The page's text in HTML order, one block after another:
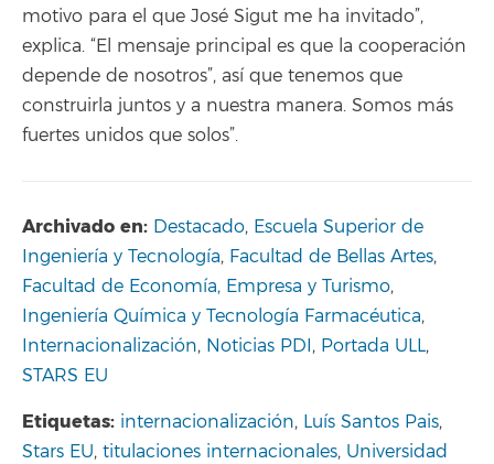
motivo para el que José Sigut me ha invitado”,
explica. “El mensaje principal es que la cooperación
depende de nosotros”, así que tenemos que
construirla juntos y a nuestra manera. Somos más
fuertes unidos que solos”.
Archivado en: Destacado, Escuela Superior de
Ingeniería y Tecnología, Facultad de Bellas Artes,
Facultad de Economía, Empresa y Turismo,
Ingeniería Química y Tecnología Farmacéutica,
Internacionalización, Noticias PDI, Portada ULL,
STARS EU
Etiquetas: internacionalización, Luís Santos Pais,
Stars EU, titulaciones internacionales, Universidad